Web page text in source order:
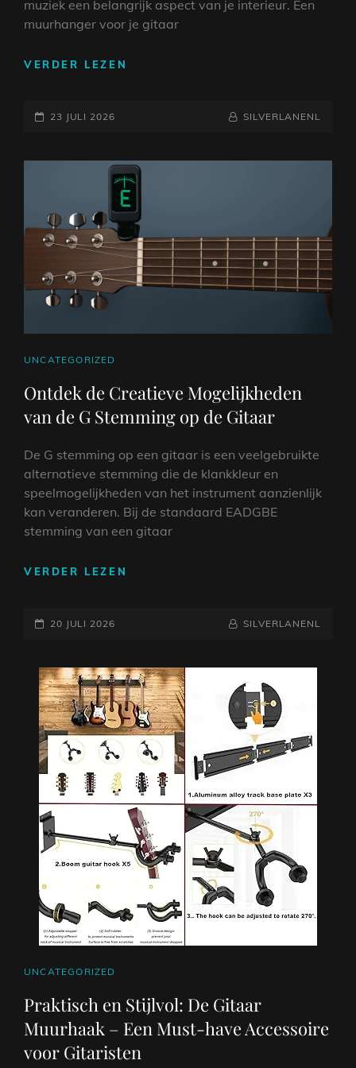
muziek een belangrijk aspect van je interieur. Een
muurhanger voor je gitaar
VERDER LEZEN
EN
DECORATIEF
GEPLAATST
23 JULI 2026 NAAMREGEL
BYLINE
SILVERLANENL
CAT
UNCATEGORIZED
Ontdek de Creatieve Mogelijkheden
van de G Stemming op de Gitaar
De G stemming op een gitaar is een veelgebruikte
alternatieve stemming die de klankkleur en
speelmogelijkheden van het instrument aanzienlijk
kan veranderen. Bij de standaard EADGBE
stemming van een gitaar
VERDER LEZEN
MOGELIJKHEDEN
G
STEMMING
OP
DE
GITAAR
GEPLAATST
20 JULI 2026 NAAMREGEL
BYLINE
SILVERLANENL
CAT
UNCATEGORIZED
Praktisch en Stijlvol: De Gitaar
Muurhaak – Een Must-have Accessoire
voor Gitaristen